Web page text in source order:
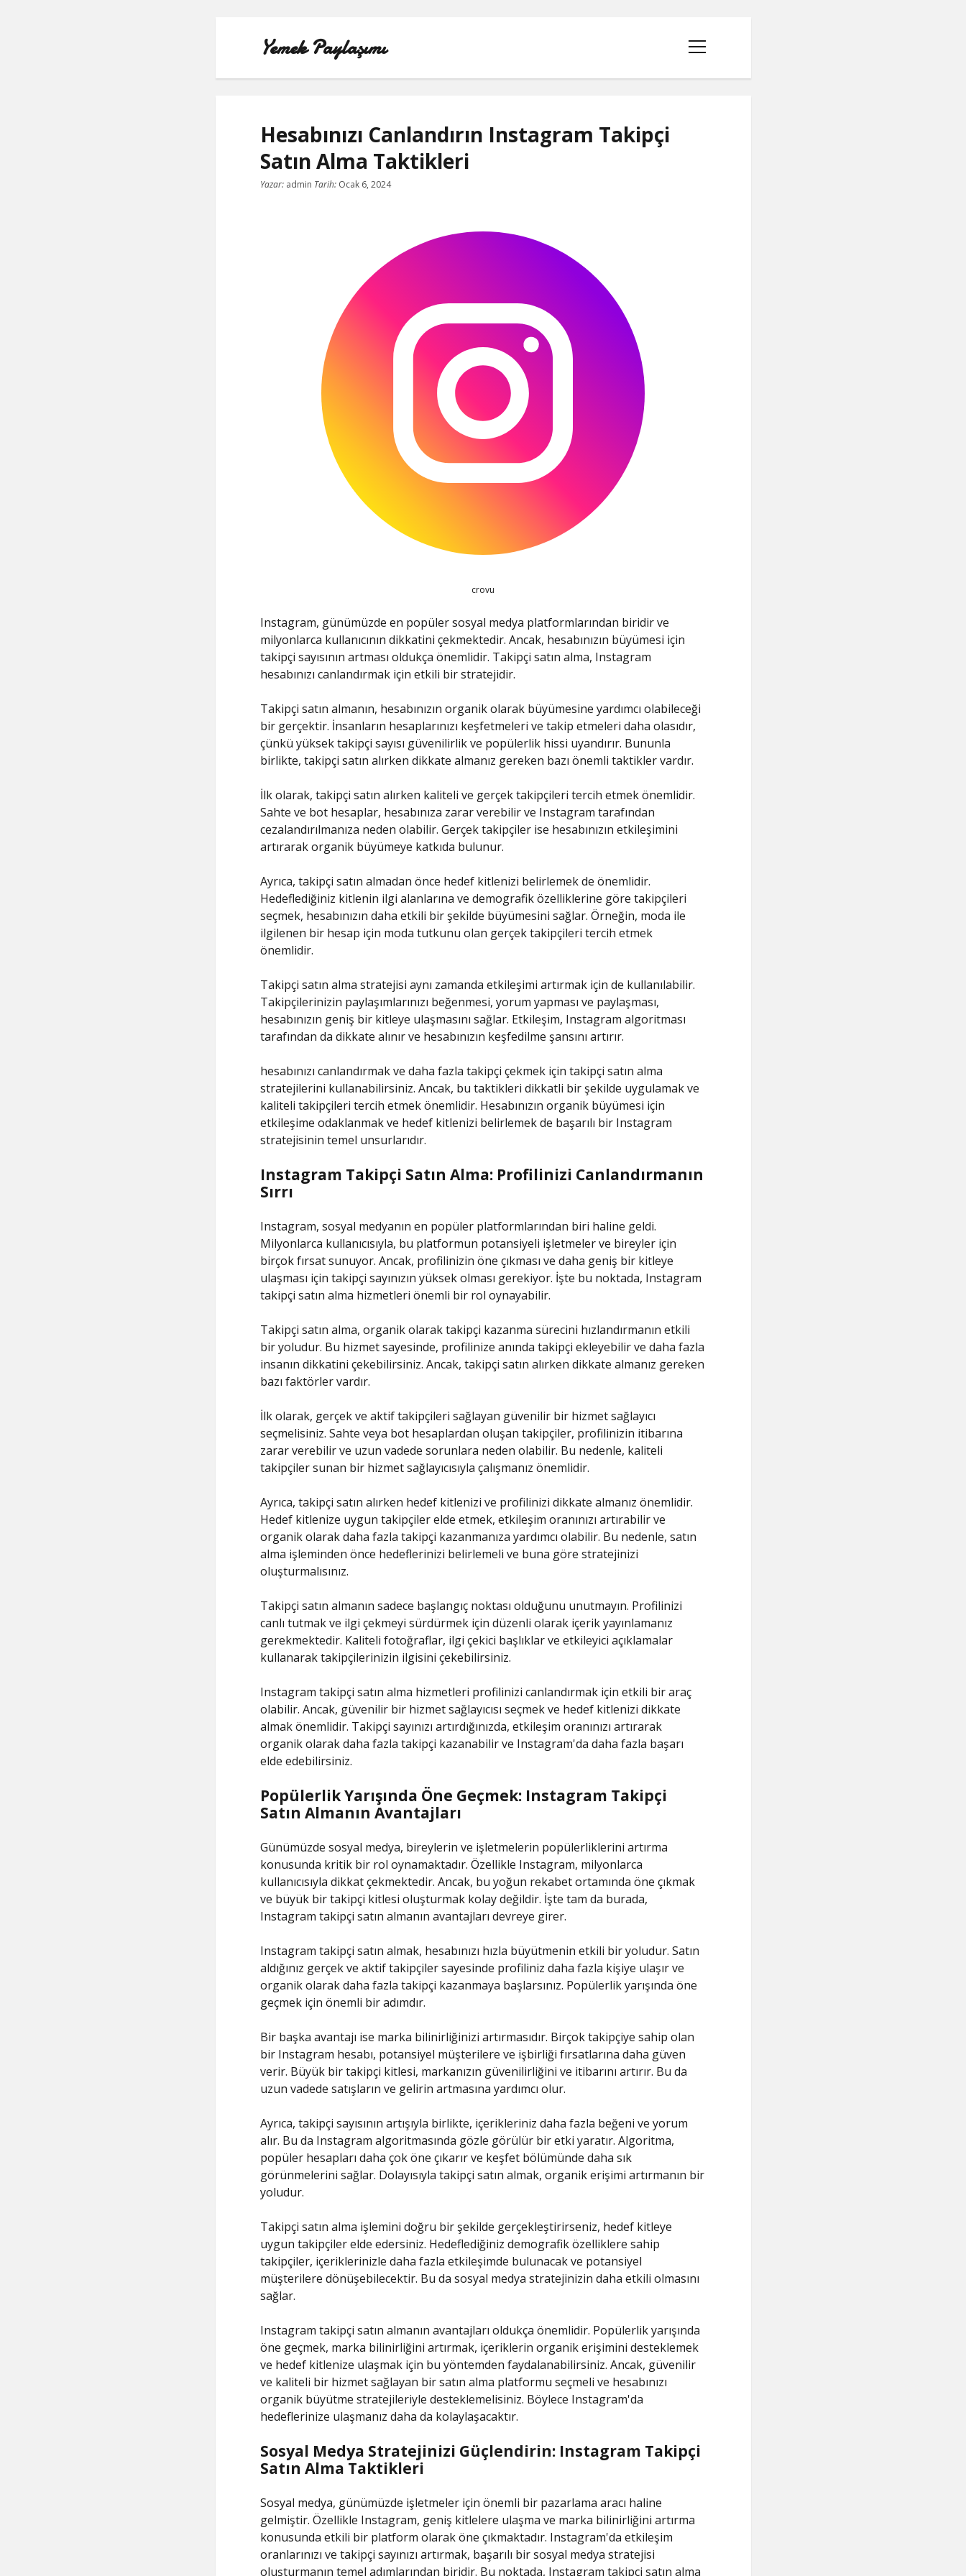
Yemek Paylaşımı
menüyü
aç
LISTE
TIKTOK GIZLI CANLI YAYIN IZLEME
Hesabınızı Canlandırın Instagram Takipçi
Satın Alma Taktikleri
Yazar:admin Tarih: Ocak 6, 2024
crovu
Instagram, günümüzde en popüler sosyal medya platformlarından biridir ve
milyonlarca kullanıcının dikkatini çekmektedir. Ancak, hesabınızın büyümesi için
takipçi sayısının artması oldukça önemlidir. Takipçi satın alma, Instagram
hesabınızı canlandırmak için etkili bir stratejidir.
Takipçi satın almanın, hesabınızın organik olarak büyümesine yardımcı olabileceği
bir gerçektir. İnsanların hesaplarınızı keşfetmeleri ve takip etmeleri daha olasıdır,
çünkü yüksek takipçi sayısı güvenilirlik ve popülerlik hissi uyandırır. Bununla
birlikte, takipçi satın alırken dikkate almanız gereken bazı önemli taktikler vardır.
İlk olarak, takipçi satın alırken kaliteli ve gerçek takipçileri tercih etmek önemlidir.
Sahte ve bot hesaplar, hesabınıza zarar verebilir ve Instagram tarafından
cezalandırılmanıza neden olabilir. Gerçek takipçiler ise hesabınızın etkileşimini
artırarak organik büyümeye katkıda bulunur.
Ayrıca, takipçi satın almadan önce hedef kitlenizi belirlemek de önemlidir.
Hedeflediğiniz kitlenin ilgi alanlarına ve demografik özelliklerine göre takipçileri
seçmek, hesabınızın daha etkili bir şekilde büyümesini sağlar. Örneğin, moda ile
ilgilenen bir hesap için moda tutkunu olan gerçek takipçileri tercih etmek
önemlidir.
Takipçi satın alma stratejisi aynı zamanda etkileşimi artırmak için de kullanılabilir.
Takipçilerinizin paylaşımlarınızı beğenmesi, yorum yapması ve paylaşması,
hesabınızın geniş bir kitleye ulaşmasını sağlar. Etkileşim, Instagram algoritması
tarafından da dikkate alınır ve hesabınızın keşfedilme şansını artırır.
hesabınızı canlandırmak ve daha fazla takipçi çekmek için takipçi satın alma
stratejilerini kullanabilirsiniz. Ancak, bu taktikleri dikkatli bir şekilde uygulamak ve
kaliteli takipçileri tercih etmek önemlidir. Hesabınızın organik büyümesi için
etkileşime odaklanmak ve hedef kitlenizi belirlemek de başarılı bir Instagram
stratejisinin temel unsurlarıdır.
Instagram Takipçi Satın Alma: Profilinizi Canlandırmanın
Sırrı
Instagram, sosyal medyanın en popüler platformlarından biri haline geldi.
Milyonlarca kullanıcısıyla, bu platformun potansiyeli işletmeler ve bireyler için
birçok fırsat sunuyor. Ancak, profilinizin öne çıkması ve daha geniş bir kitleye
ulaşması için takipçi sayınızın yüksek olması gerekiyor. İşte bu noktada, Instagram
takipçi satın alma hizmetleri önemli bir rol oynayabilir.
Takipçi satın alma, organik olarak takipçi kazanma sürecini hızlandırmanın etkili
bir yoludur. Bu hizmet sayesinde, profilinize anında takipçi ekleyebilir ve daha fazla
insanın dikkatini çekebilirsiniz. Ancak, takipçi satın alırken dikkate almanız gereken
bazı faktörler vardır.
İlk olarak, gerçek ve aktif takipçileri sağlayan güvenilir bir hizmet sağlayıcı
seçmelisiniz. Sahte veya bot hesaplardan oluşan takipçiler, profilinizin itibarına
zarar verebilir ve uzun vadede sorunlara neden olabilir. Bu nedenle, kaliteli
takipçiler sunan bir hizmet sağlayıcısıyla çalışmanız önemlidir.
Ayrıca, takipçi satın alırken hedef kitlenizi ve profilinizi dikkate almanız önemlidir.
Hedef kitlenize uygun takipçiler elde etmek, etkileşim oranınızı artırabilir ve
organik olarak daha fazla takipçi kazanmanıza yardımcı olabilir. Bu nedenle, satın
alma işleminden önce hedeflerinizi belirlemeli ve buna göre stratejinizi
oluşturmalısınız.
Takipçi satın almanın sadece başlangıç noktası olduğunu unutmayın. Profilinizi
canlı tutmak ve ilgi çekmeyi sürdürmek için düzenli olarak içerik yayınlamanız
gerekmektedir. Kaliteli fotoğraflar, ilgi çekici başlıklar ve etkileyici açıklamalar
kullanarak takipçilerinizin ilgisini çekebilirsiniz.
Instagram takipçi satın alma hizmetleri profilinizi canlandırmak için etkili bir araç
olabilir. Ancak, güvenilir bir hizmet sağlayıcısı seçmek ve hedef kitlenizi dikkate
almak önemlidir. Takipçi sayınızı artırdığınızda, etkileşim oranınızı artırarak
organik olarak daha fazla takipçi kazanabilir ve Instagram'da daha fazla başarı
elde edebilirsiniz.
Popülerlik Yarışında Öne Geçmek: Instagram Takipçi
Satın Almanın Avantajları
Günümüzde sosyal medya, bireylerin ve işletmelerin popülerliklerini artırma
konusunda kritik bir rol oynamaktadır. Özellikle Instagram, milyonlarca
kullanıcısıyla dikkat çekmektedir. Ancak, bu yoğun rekabet ortamında öne çıkmak
ve büyük bir takipçi kitlesi oluşturmak kolay değildir. İşte tam da burada,
Instagram takipçi satın almanın avantajları devreye girer.
Instagram takipçi satın almak, hesabınızı hızla büyütmenin etkili bir yoludur. Satın
aldığınız gerçek ve aktif takipçiler sayesinde profiliniz daha fazla kişiye ulaşır ve
organik olarak daha fazla takipçi kazanmaya başlarsınız. Popülerlik yarışında öne
geçmek için önemli bir adımdır.
Bir başka avantajı ise marka bilinirliğinizi artırmasıdır. Birçok takipçiye sahip olan
bir Instagram hesabı, potansiyel müşterilere ve işbirliği fırsatlarına daha güven
verir. Büyük bir takipçi kitlesi, markanızın güvenilirliğini ve itibarını artırır. Bu da
uzun vadede satışların ve gelirin artmasına yardımcı olur.
Ayrıca, takipçi sayısının artışıyla birlikte, içerikleriniz daha fazla beğeni ve yorum
alır. Bu da Instagram algoritmasında gözle görülür bir etki yaratır. Algoritma,
popüler hesapları daha çok öne çıkarır ve keşfet bölümünde daha sık
görünmelerini sağlar. Dolayısıyla takipçi satın almak, organik erişimi artırmanın bir
yoludur.
Takipçi satın alma işlemini doğru bir şekilde gerçekleştirirseniz, hedef kitleye
uygun takipçiler elde edersiniz. Hedeflediğiniz demografik özelliklere sahip
takipçiler, içeriklerinizle daha fazla etkileşimde bulunacak ve potansiyel
müşterilere dönüşebilecektir. Bu da sosyal medya stratejinizin daha etkili olmasını
sağlar.
Instagram takipçi satın almanın avantajları oldukça önemlidir. Popülerlik yarışında
öne geçmek, marka bilinirliğini artırmak, içeriklerin organik erişimini desteklemek
ve hedef kitlenize ulaşmak için bu yöntemden faydalanabilirsiniz. Ancak, güvenilir
ve kaliteli bir hizmet sağlayan bir satın alma platformu seçmeli ve hesabınızı
organik büyütme stratejileriyle desteklemelisiniz. Böylece Instagram'da
hedeflerinize ulaşmanız daha da kolaylaşacaktır.
Sosyal Medya Stratejinizi Güçlendirin: Instagram Takipçi
Satın Alma Taktikleri
Sosyal medya, günümüzde işletmeler için önemli bir pazarlama aracı haline
gelmiştir. Özellikle Instagram, geniş kitlelere ulaşma ve marka bilinirliğini artırma
konusunda etkili bir platform olarak öne çıkmaktadır. Instagram'da etkileşim
oranlarınızı ve takipçi sayınızı artırmak, başarılı bir sosyal medya stratejisi
oluşturmanın temel adımlarından biridir. Bu noktada, Instagram takipçi satın alma